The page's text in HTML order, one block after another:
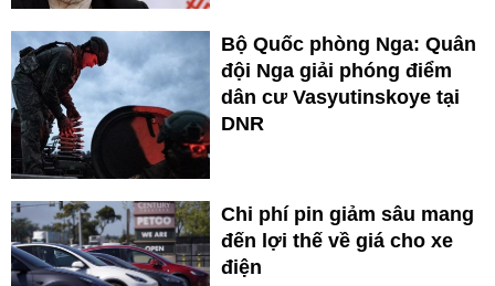
Bộ Quốc phòng Nga: Quân
đội Nga giải phóng điểm
dân cư Vasyutinskoye tại
DNR
Chi phí pin giảm sâu mang
đến lợi thế về giá cho xe
điện